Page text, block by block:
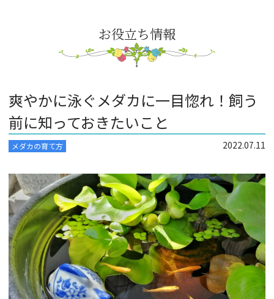
お役立ち情報
爽やかに泳ぐメダカに一目惚れ！飼う
前に知っておきたいこと
メダカの育て方 2022.07.11